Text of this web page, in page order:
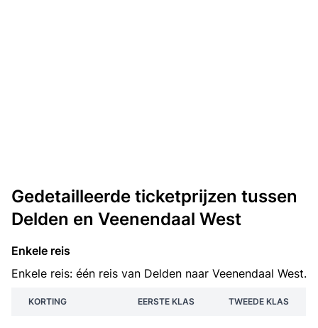
Gedetailleerde ticketprijzen tussen
Delden en Veenendaal West
Enkele reis
Enkele reis: één reis van Delden naar Veenendaal West.
KORTING EERSTE KLAS TWEEDE KLAS